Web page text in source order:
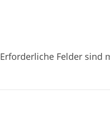
Erforderliche Felder sind